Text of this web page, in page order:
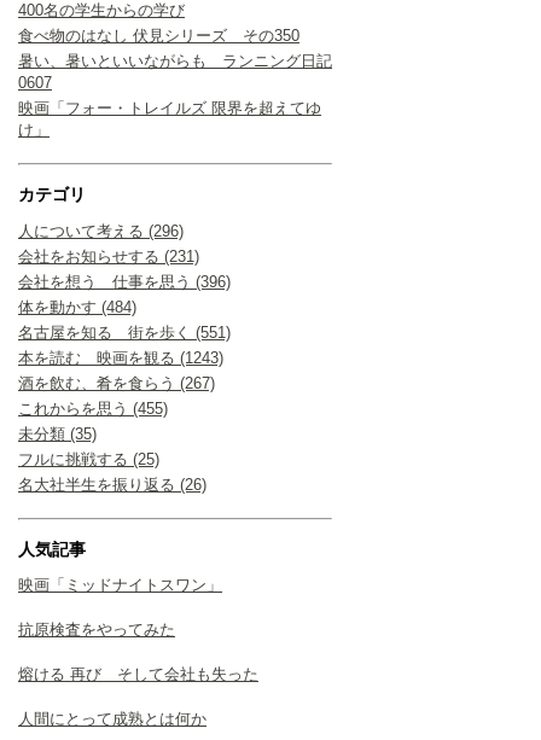
400名の学生からの学び
食べ物のはなし 伏見シリーズ その350
暑い、暑いといいながらも ランニング日記
0607
映画「フォー・トレイルズ 限界を超えてゆ
け」
カテゴリ
人について考える (296)
会社をお知らせする (231)
会社を想う 仕事を思う (396)
体を動かす (484)
名古屋を知る 街を歩く (551)
本を読む 映画を観る (1243)
酒を飲む、肴を食らう (267)
これからを思う (455)
未分類 (35)
フルに挑戦する (25)
名大社半生を振り返る (26)
人気記事
映画「ミッドナイトスワン」
抗原検査をやってみた
熔ける 再び そして会社も失った
人間にとって成熟とは何か